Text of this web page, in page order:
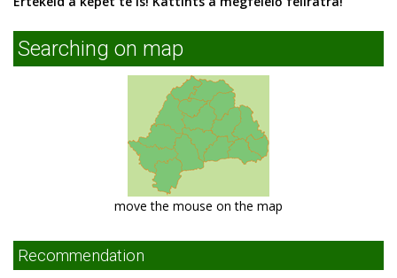
Searching on map
move the mouse on the map
Recommendation